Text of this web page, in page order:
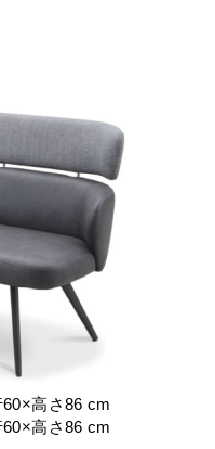
高さ86 cm
高さ86 cm